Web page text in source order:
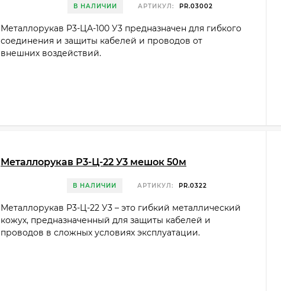
В НАЛИЧИИ АРТИКУЛ: PR.03002
Металлорукав Р3-ЦА-100 У3 предназначен для гибкого
соединения и защиты кабелей и проводов от
внешних воздействий.
Металлорукав Р3-Ц-22 У3 мешок 50м
В НАЛИЧИИ АРТИКУЛ: PR.0322
Металлорукав Р3-Ц-22 У3 – это гибкий металлический
кожух, предназначенный для защиты кабелей и
проводов в сложных условиях эксплуатации.